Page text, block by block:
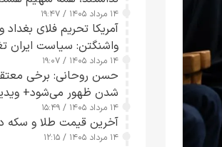
۱۴ مرداد ۱۴۰۵ / ۱۹:۴۷
آمریکا تحریم فلای بغداد
واشنگتن: سیاست ایران
۱۴ مرداد ۱۴۰۵ / ۱۹:۰۷
حسن روحانی: برخی
شدن ظهور می‌شود+
۱۴ مرداد ۱۴۰۵ / ۱۵:۴۹
آخرین قیمت طلا و سکه در 14 مرداد+
۱۴ مرداد ۱۴۰۵ / ۱۲:۱۵